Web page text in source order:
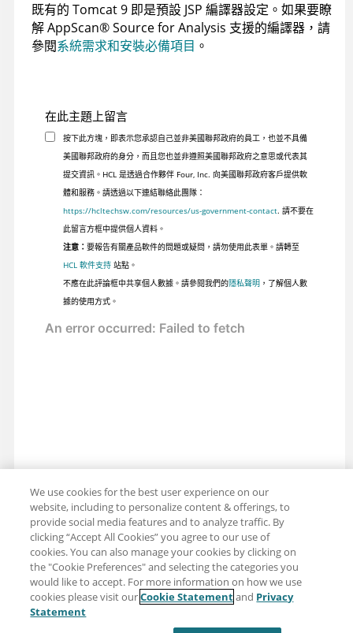
既有的 Tomcat 9 即是預設 JSP 編譯器設定。如果要瞭
解AppScan®Source for Analysis 支援的編譯器，請
參閱系統需求和安裝必備項目 。
在此主題上留言
按下此方塊，即表示您承認自己並非美國聯邦政府的員工，也並不具備
美國聯邦政府的身分，而且您也並非遵照美國聯邦政府之意思或代表其
提交資訊。HCL 是透過合作夥伴 Four, Inc. 向美國聯邦政府客戶提供軟
體和服務。請透過以下連結聯絡此團隊：
https://hcltechsw.com/resources/us-government-contact. 請不要在
此留言方框中提供個人資料。
注意： 要報告有關產品軟件的問題或疑問，請勿使用此表單。請轉至
HCL 軟件支持站點。
不應在此評論框中共享個人數據。請參閱我們的隱私聲明 ，了解個人數
據的使用方式。
分享：電子郵件
推特
使用條款
We use cookies for the best user experience on our
website, including to personalize content & offerings, to
provide social media features and to analyze traffic. By
clicking “Accept All Cookies” you agree to our use of
cookies. You can also manage your cookies by clicking on
the "Cookie Preferences" and selecting the categories you
would like to accept. For more information on how we use
cookies please visit ourCookie Statementand Privacy
Statement